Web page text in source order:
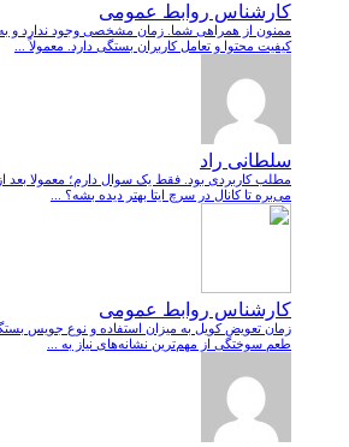
کارشناس روابط عمومی
ممنون از همراهی شما. زمان مشخصی وجود ندارد و
کیفیت محتوا و تعامل کاربران بستگی دارد. معمولاً ...
سلطانی راد
مطلب کاربردی بود. فقط یک سوال دارم؛ معمولا بعد
می‌بره تا کانال در سرچ ایتا بهتر دیده بشه؟ ...
کارشناس روابط عمومی
زمان تعویض کویل به میزان استفاده و نوع جویس
طعم سوختگی از مهم‌ترین نشانه‌های نیاز به ...